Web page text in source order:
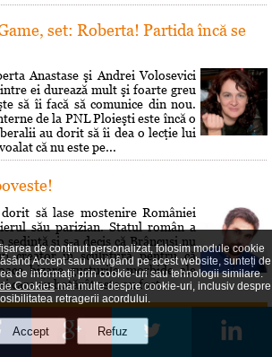
set: Roberta! Partida încă se
Anastase şi Andrei Volosevici
ei durează mult şi foarte greu
să îi facă să comunice din nou.
de la PNL Ploieşti este încă o
au dorit să îi dea o lecţie lui
că nu este pe...
să lase mostenire României
său parizian. Statul român a
si s-a decis că Brâncusi nu
creator în sculptură pentru că
bizare gusturile morbide ale
care au hotărât asta au fost...
e cel care-i face fericiţi pe cât mai mulţi
de conținut personalizat, folosim module cookie
Accept sau navigând pe acest website, sunteți de
de informații prin cookie-uri sau tehnologii similare.
Cookiesmai multe despre cookie-uri, inclusiv despre
retragerii acordului.